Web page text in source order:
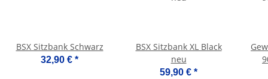
BSX Sitzbank Schwarz
32,90 € *
BSX Sitzbank XL Black
neu
59,90 € *